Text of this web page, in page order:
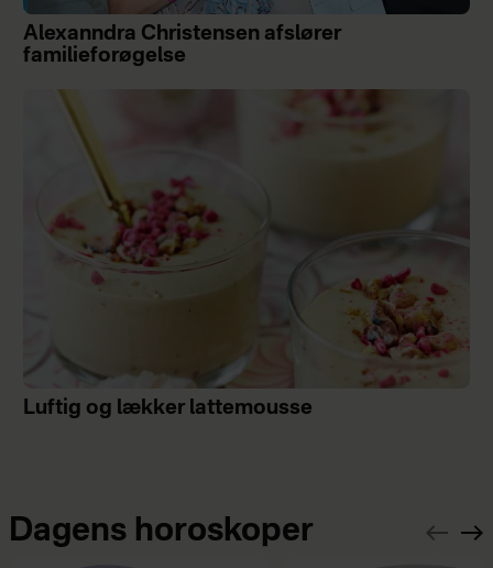
Alexanndra Christensen afslører
familieforøgelse
Luftig og lækker lattemousse
Dagens horoskoper